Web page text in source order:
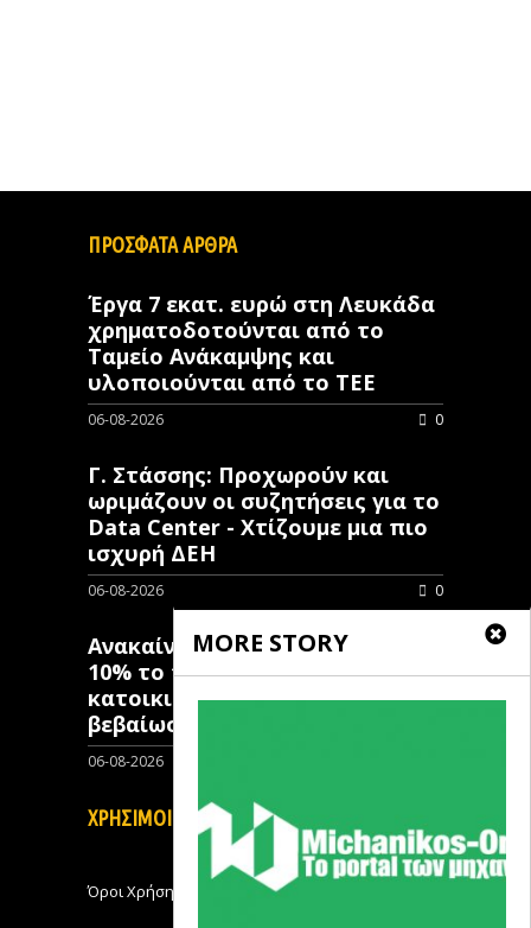
MORE STORY
ΠΡΟΣΦΑΤΑ ΑΡΘΡΑ
Έργα 7 εκατ. ευρώ στη Λευκάδα
χρηματοδοτούνται από το
Ταμείο Ανάκαμψης και
υλοποιούνται από το ΤΕΕ
06-08-2026 0
Γ. Στάσσης: Προχωρούν και
ωριμάζουν οι συζητήσεις για το
Data Center - Χτίζουμε μια πιο
ισχυρή ΔΕΗ
06-08-2026 0
Ανακαίνιση Κατοικίας: Μόλις
10% το ποσοστό των κλειστών
κατοικιών που έχουν λάβει
βεβαίωση ένταξης
06-08-2026
ΧΡΗΣΙΜΟΙ ΣΥΝΔΕΣΜΟΙ
Όροι Χρήσης